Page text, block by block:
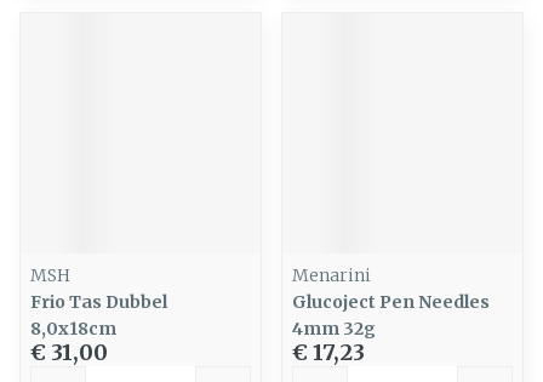
MSH
Frio Tas Dubbel
8,0x18cm
€ 31,00
Menarini
Glucoject Pen Needles
4mm 32g
€ 17,23